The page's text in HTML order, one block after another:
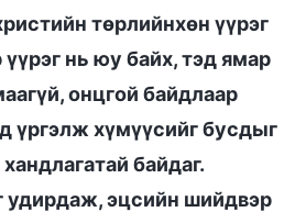
төрлийнхөн үүрэг
нь юу байх, тэд ямар
онцгой байдлаар
үргэлж хүмүүсийг бусдыг
байдаг.
удирдаж, эцсийн шийдвэр